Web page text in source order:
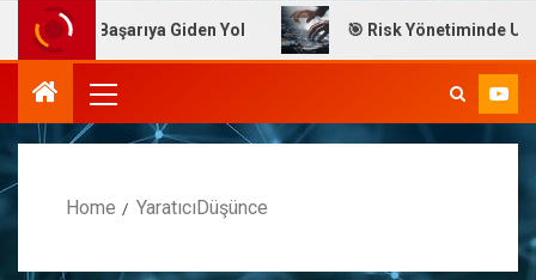
Başarıya Giden Yol 🎯 Risk Yönetiminde
Home YaratıcıDüşünce